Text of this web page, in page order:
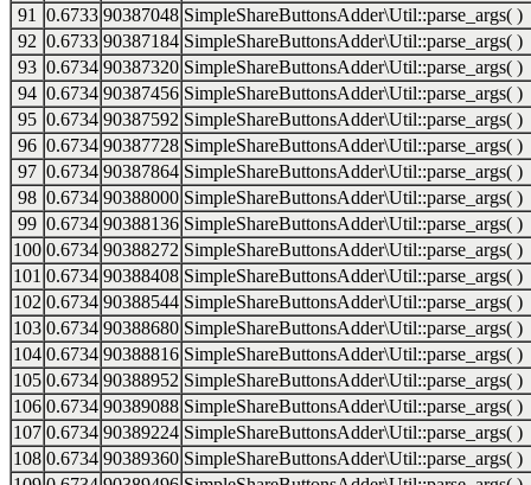
91
0.6733 90387048 SimpleShareButtonsAdder\Util::parse_args( )
92 0.6733 90387184 SimpleShareButtonsAdder\Util::parse_args( )
93 0.6734 90387320 SimpleShareButtonsAdder\Util::parse_args( )
94 0.6734 90387456 SimpleShareButtonsAdder\Util::parse_args( )
95 0.6734 90387592 SimpleShareButtonsAdder\Util::parse_args( )
96 0.6734 90387728 SimpleShareButtonsAdder\Util::parse_args( )
97 0.6734 90387864 SimpleShareButtonsAdder\Util::parse_args( )
98 0.6734 90388000 SimpleShareButtonsAdder\Util::parse_args( )
99 0.6734 90388136 SimpleShareButtonsAdder\Util::parse_args( )
100 0.6734 90388272 SimpleShareButtonsAdder\Util::parse_args( )
101 0.6734 90388408 SimpleShareButtonsAdder\Util::parse_args( )
102 0.6734 90388544 SimpleShareButtonsAdder\Util::parse_args( )
103 0.6734 90388680 SimpleShareButtonsAdder\Util::parse_args( )
104 0.6734 90388816 SimpleShareButtonsAdder\Util::parse_args( )
105 0.6734 90388952 SimpleShareButtonsAdder\Util::parse_args( )
106 0.6734 90389088 SimpleShareButtonsAdder\Util::parse_args( )
107 0.6734 90389224 SimpleShareButtonsAdder\Util::parse_args( )
108 0.6734 90389360 SimpleShareButtonsAdder\Util::parse_args( )